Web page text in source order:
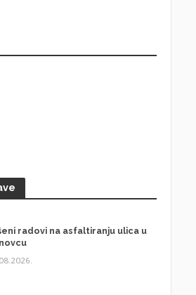
radovi na asfaltiranju ulica u